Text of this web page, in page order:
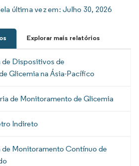
última vez em:Julho 30, 2026
Explorar mais relatórios
de Dispositivos de
Glicemia na Ásia-Pacífico
de Monitoramento de Glicemia
Indireto
de Monitoramento Contínuo de